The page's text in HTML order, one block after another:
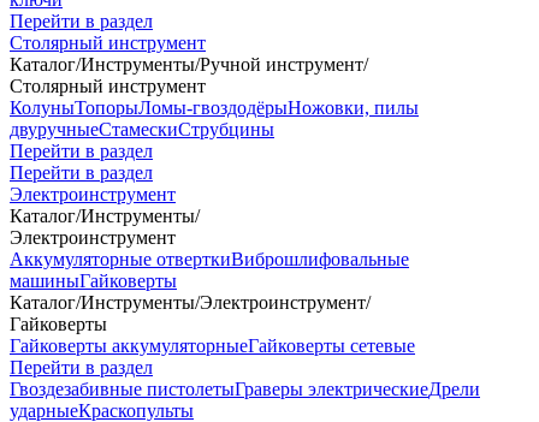
Перейти в раздел
Столярный инструмент
Каталог/Инструменты/Ручной инструмент/
Столярный инструмент
КолуныТопорыЛомы-гвоздодёрыНожовки, пилы
двуручныеСтамескиСтрубцины
Перейти в раздел
Перейти в раздел
Электроинструмент
Каталог/Инструменты/
Электроинструмент
Аккумуляторные отверткиВиброшлифовальные
машиныГайковерты
Каталог/Инструменты/Электроинструмент/
Гайковерты
Гайковерты аккумуляторныеГайковерты сетевые
Перейти в раздел
Гвоздезабивные пистолетыГраверы электрическиеДрели
ударныеКраскопульты